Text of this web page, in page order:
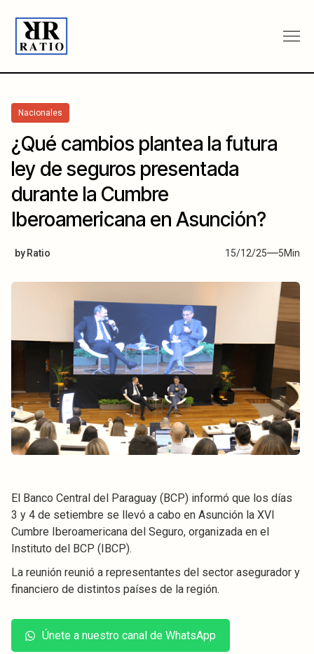
Nacionales
¿Qué cambios plantea la futura
ley de seguros presentada
durante la Cumbre
Iberoamericana en Asunción?
by Ratio 15/12/25 5Min
El Banco Central del Paraguay (BCP) informó que los días
3 y 4 de setiembre se llevó a cabo en Asunción la XVI
Cumbre Iberoamericana del Seguro, organizada en el
Instituto del BCP (IBCP).
La reunión reunió a representantes del sector asegurador y
financiero de distintos países de la región.
Únete a nuestro canal de WhatsApp